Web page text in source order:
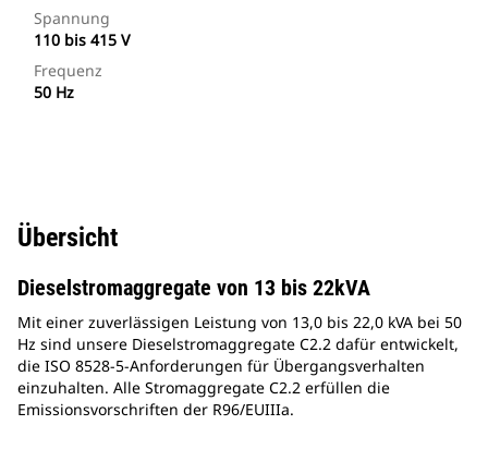
Spannung
110 bis 415 V
Frequenz
50 Hz
Übersicht
Dieselstromaggregate von 13 bis 22kVA
Mit einer zuverlässigen Leistung von 13,0 bis 22,0 kVA bei 50
Hz sind unsere Dieselstromaggregate C2.2 dafür entwickelt,
die ISO 8528-5-Anforderungen für Übergangsverhalten
einzuhalten. Alle Stromaggregate C2.2 erfüllen die
Emissionsvorschriften der R96/EUIIIa.